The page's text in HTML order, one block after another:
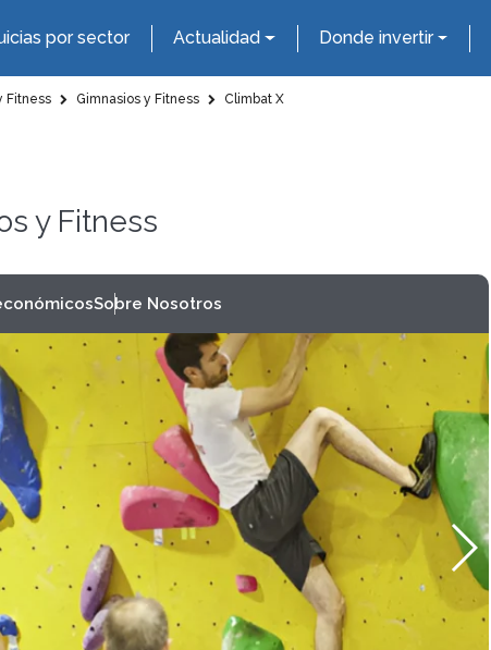
por sector Actualidad Donde invertir
Fitness Gimnasios y Fitness Climbat X
y Fitness
Sobre Nosotros